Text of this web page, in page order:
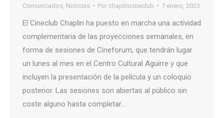
Comunicados Noticias Por chaplincineclub 7 enero, 2023
El Cineclub Chaplin ha puesto en marcha una actividad
complementaria de las proyecciones semanales, en
forma de sesiones de Cineforum, que tendrán lugar
un lunes al mes en el Centro Cultural Aguirre y que
incluyen la presentación de la película y un coloquio
posterior. Las sesiones son abiertas al público sin
coste alguno hasta completar…